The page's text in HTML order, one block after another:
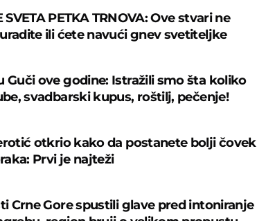
SVETA PETKA TRNOVA: Ove stvari ne
ili ćete navući gnev svetiteljke
Guči ove godine: Istražili smo šta koliko
svadbarski kupus, roštilj, pečenje!
otkrio kako da postanete bolji čovek
Prvi je najteži
Crne Gore spustili glave pred intoniranje